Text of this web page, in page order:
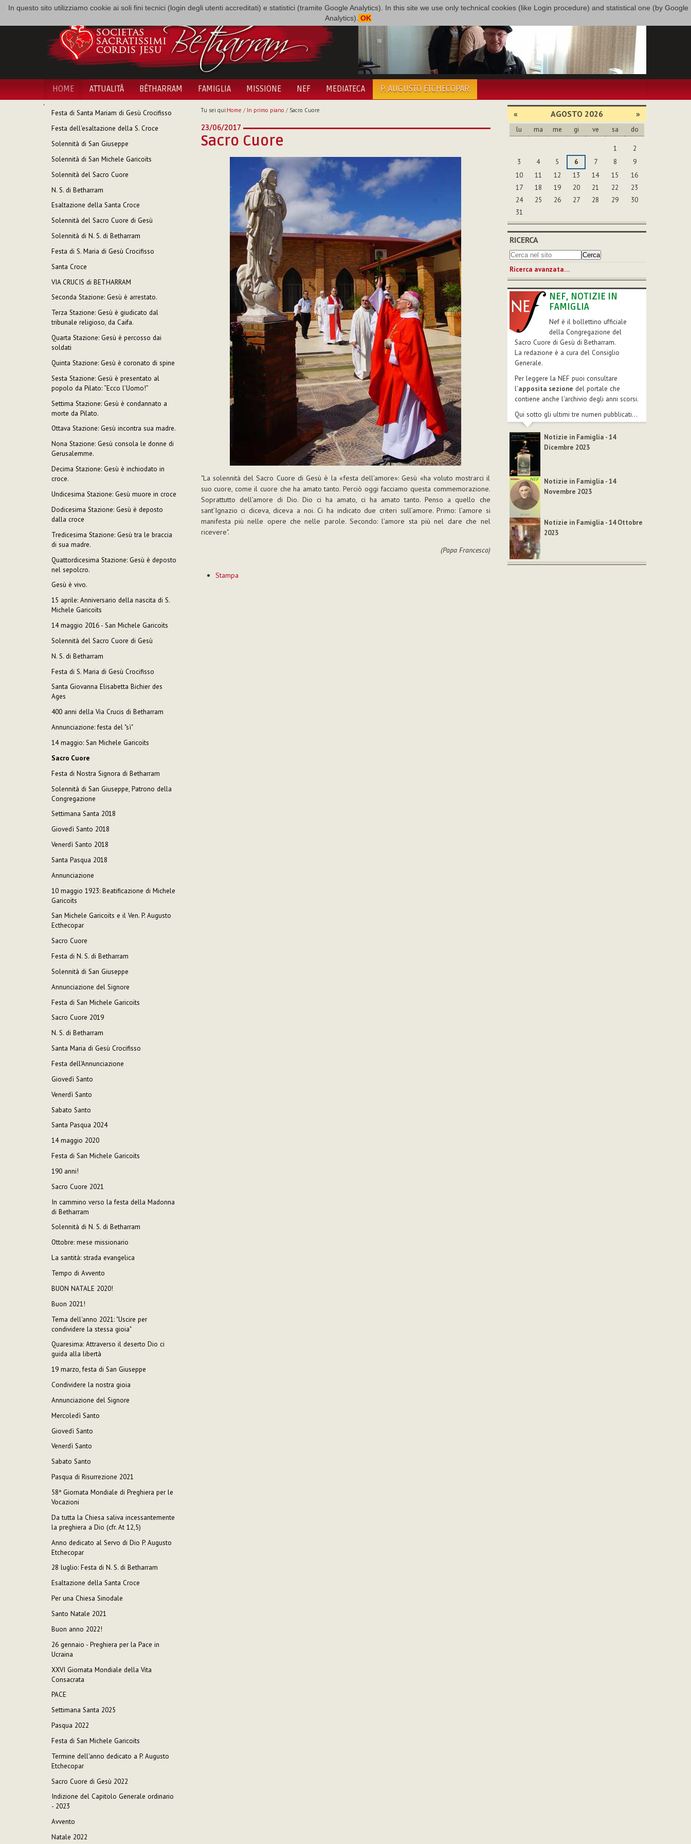
In questo sito utilizziamo cookie ai soli fini tecnici (login degli utenti accreditati) e statistici (tramite Google Analytics). In this site we use only technical cookies (like Login procedure) and statistical one (by Google
Analytics). OK
HOME ATTUALITÀ BÉTHARRAM FAMIGLIA MISSIONE NEF MEDIATECA P. AUGUSTO ETCHECOPAR
NAVIGAZIONE
Festa di Santa Mariam di Gesù Crocifisso
Festa dell'esaltazione della S. Croce
Solennità di San Giuseppe
Solennità di San Michele Garicoïts
Solennità del Sacro Cuore
N. S. di Betharram
Esaltazione della Santa Croce
Solennità del Sacro Cuore di Gesù
Solennità di N. S. di Betharram
Festa di S. Maria di Gesù Crocifisso
Santa Croce
VIA CRUCIS di BETHARRAM
Seconda Stazione: Gesù è arrestato.
Terza Stazione: Gesù è giudicato dal
tribunale religioso, da Caifa.
Quarta Stazione: Gesù è percosso dai
soldati
Quinta Stazione: Gesù è coronato di spine
Sesta Stazione: Gesù è presentato al
popolo da Pilato: “Ecco l’Uomo!”
Settima Stazione: Gesù è condannato a
morte da Pilato.
Ottava Stazione: Gesù incontra sua madre.
Nona Stazione: Gesù consola le donne di
Gerusalemme.
Decima Stazione: Gesù è inchiodato in
croce.
Undicesima Stazione: Gesù muore in croce
Dodicesima Stazione: Gesù è deposto
dalla croce
Tredicesima Stazione: Gesù tra le braccia
di sua madre.
Quattordicesima Stazione: Gesù è deposto
nel sepolcro.
Gesù è vivo.
15 aprile: Anniversario della nascita di S.
Michele Garicoïts
14 maggio 2016 - San Michele Garicoïts
Solennità del Sacro Cuore di Gesù
N. S. di Betharram
Festa di S. Maria di Gesù Crocifisso
Santa Giovanna Elisabetta Bichier des
Ages
400 anni della Via Crucis di Betharram
Annunciazione: festa del "sì"
14 maggio: San Michele Garicoïts
Sacro Cuore
Festa di Nostra Signora di Betharram
Solennità di San Giuseppe, Patrono della
Congregazione
Settimana Santa 2018
Giovedì Santo 2018
Venerdì Santo 2018
Santa Pasqua 2018
Annunciazione
10 maggio 1923: Beatificazione di Michele
Garicoïts
San Michele Garicoïts e il Ven. P. Augusto
Ecthecopar
Sacro Cuore
Festa di N. S. di Betharram
Solennità di San Giuseppe
Annunciazione del Signore
Festa di San Michele Garicoïts
Sacro Cuore 2019
N. S. di Betharram
Santa Maria di Gesù Crocifisso
Festa dell'Annunciazione
Giovedì Santo
Venerdì Santo
Sabato Santo
Santa Pasqua 2024
14 maggio 2020
Festa di San Michele Garicoïts
190 anni!
Sacro Cuore 2021
In cammino verso la festa della Madonna
di Betharram
Solennità di N. S. di Betharram
Ottobre: mese missionario
La santità: strada evangelica
Tempo di Avvento
BUON NATALE 2020!
Buon 2021!
Tema dell'anno 2021: "Uscire per
condividere la stessa gioia"
Quaresima: Attraverso il deserto Dio ci
guida alla libertà
19 marzo, festa di San Giuseppe
Condividere la nostra gioia
Annunciazione del Signore
Mercoledì Santo
Giovedì Santo
Venerdì Santo
Sabato Santo
Pasqua di Risurrezione 2021
58ª Giornata Mondiale di Preghiera per le
Vocazioni
Da tutta la Chiesa saliva incessantemente
la preghiera a Dio (cfr. At 12,5)
Anno dedicato al Servo di Dio P. Augusto
Etchecopar
28 luglio: Festa di N. S. di Betharram
Esaltazione della Santa Croce
Per una Chiesa Sinodale
Santo Natale 2021
Buon anno 2022!
26 gennaio - Preghiera per la Pace in
Ucraina
XXVI Giornata Mondiale della Vita
Consacrata
PACE
Settimana Santa 2025
Pasqua 2022
Festa di San Michele Garicoïts
Termine dell'anno dedicato a P. Augusto
Etchecopar
Sacro Cuore di Gesù 2022
Indizione del Capitolo Generale ordinario
- 2023
Avvento
Natale 2022
Tu sei qui:Home / In primo piano / Sacro Cuore
23/06/2017
Sacro Cuore
"La solennità del Sacro Cuore di Gesù è la «festa dell’amore»: Gesù «ha voluto mostrarci il
suo cuore, come il cuore che ha amato tanto. Perciò oggi facciamo questa commemorazione.
Soprattutto dell’amore di Dio. Dio ci ha amato, ci ha amato tanto. Penso a quello che
sant’Ignazio ci diceva, diceva a noi. Ci ha indicato due criteri sull’amore. Primo: l’amore si
manifesta più nelle opere che nelle parole. Secondo: l’amore sta più nel dare che nel
ricevere".
(Papa Francesco)
sul
Stampa
« AGOSTO 2026 »
lu ma me gi ve sa do
1
2
3
4 5 6 7 8
9
10
11 12 13 14 15
16
17
18 19 20 21 22
23
24
25 26 27 28 29
30
31
RICERCA
Ricerca avanzata…
NEF, NOTIZIE IN
FAMIGLIA
Nef è il bollettino ufficiale
della Congregazione del
Sacro Cuore di Gesù di Betharram.
La redazione è a cura del Consiglio
Generale.
Per leggere la NEF puoi consultare
l’apposita sezione del portale che
contiene anche l'archivio degli anni scorsi.
Qui sotto gli ultimi tre numeri pubblicati...
Notizie in Famiglia - 14
Dicembre 2023
Notizie in Famiglia - 14
Novembre 2023
Notizie in Famiglia - 14 Ottobre
2023